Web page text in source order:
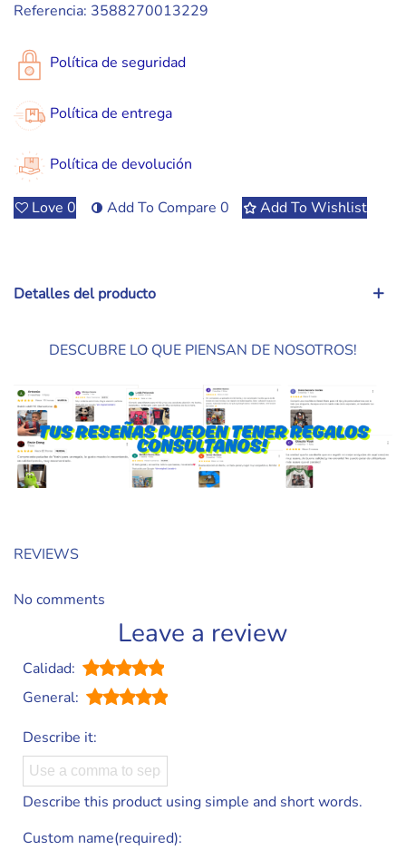
Referencia: 3588270013229
Política de seguridad
Política de entrega
Política de devolución
Love 0 Add To Compare 0 Add To Wishlist
Detalles del producto
DESCUBRE LO QUE PIENSAN DE NOSOTROS!
REVIEWS
No comments
Leave a review
Calidad:
General:
Describe it:
Describe this product using simple and short words.
Custom name(required):